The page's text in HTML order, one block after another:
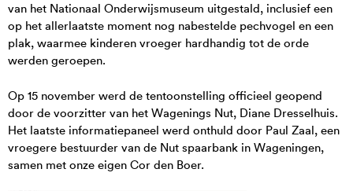
van het Nationaal Onderwijsmuseum uitgestald, inclusief een
op het allerlaatste moment nog nabestelde pechvogel en een
plak, waarmee kinderen vroeger hardhandig tot de orde
werden geroepen.
Op 15 november werd de tentoonstelling officieel geopend
door de voorzitter van het Wagenings Nut, Diane Dresselhuis.
Het laatste informatiepaneel werd onthuld door Paul Zaal, een
vroegere bestuurder van de Nut spaarbank in Wageningen,
samen met onze eigen Cor den Boer.